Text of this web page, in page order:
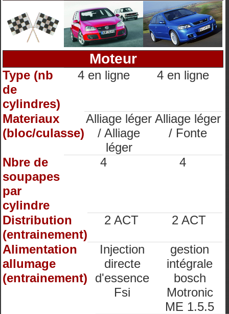
Moteur
Type (nb
de
cylindres)
4 en ligne 4 en ligne
Materiaux
(bloc/culasse)
Alliage léger
/ Alliage
léger
Alliage léger
/ Fonte
Nbre de
soupapes
par
cylindre
4 4
Distribution
(entrainement)
2 ACT 2 ACT
Alimentation
allumage
(entrainement)
Injection
directe
d'essence
Fsi
gestion
intégrale
bosch
Motronic
ME 1.5.5